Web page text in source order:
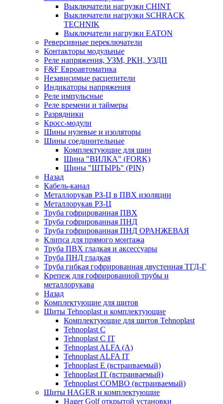
Выключатели нагрузки CHINT
Выключатели нагрузки SCHRACK
TECHNIK
Выключатели нагрузки EATON
Реверсивные переключатели
Контакторы модульные
Реле напряжения, УЗМ, РКН, УЗДП
F&F Евроавтоматика
Независимые расцепители
Индикаторы напряжения
Реле импульсные
Реле времени и таймеры
Разрядники
Кросс-модули
Шины нулевые и изоляторы
Шины соединительные
Комплектующие для шин
Шина "ВИЛКА" (FORK)
Шины "ШТЫРЬ" (PIN)
Назад
Кабель-канал
Металлорукав РЗ-Ц в ПВХ изоляции
Металлорукав РЗ-Ц
Труба гофрированная ПВХ
Труба гофрированная ПНД
Труба гофрированная ПНД ОРАНЖЕВАЯ
Клипса для прямого монтажа
Труба ПВХ гладкая и аксессуары
Труба ПНД гладкая
Труба гибкая гофрированная двустенная ТГД-Г
Крепеж для гофрированной трубы и
металлорукава
Назад
Комплектующие для щитов
Щиты Tehnoplast и комплектующие
Комплектующие для щитов Tehnoplast
Tehnoplast C
Tehnoplast C IT
Tehnoplast ALFA (А)
Tehnoplast ALFA IT
Tehnoplast E (встраиваемый)
Tehnoplast IT (встраиваемый)
Tehnoplast COMBO (встраиваемый)
Щиты HAGER и комплектующие
Hager Golf открытой установки